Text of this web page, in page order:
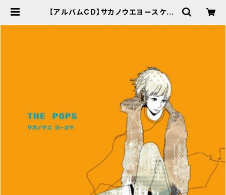
【アルバムCD】サカノウエヨースケ「T
SHOP